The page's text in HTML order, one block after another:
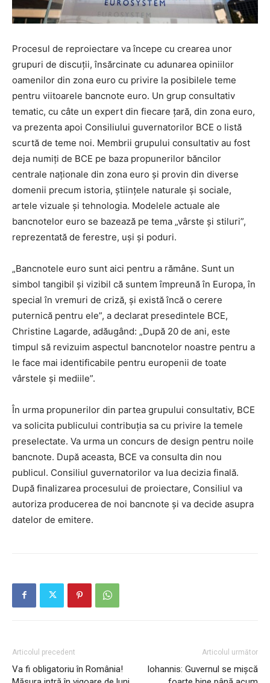
Procesul de reproiectare va începe cu crearea unor
grupuri de discuții, însărcinate cu adunarea opiniilor
oamenilor din zona euro cu privire la posibilele teme
pentru viitoarele bancnote euro. Un grup consultativ
tematic, cu câte un expert din fiecare țară, din zona euro,
va prezenta apoi Consiliului guvernatorilor BCE o listă
scurtă de teme noi. Membrii grupului consultativ au fost
deja numiți de BCE pe baza propunerilor băncilor
centrale naționale din zona euro și provin din diverse
domenii precum istoria, științele naturale și sociale,
artele vizuale și tehnologia. Modelele actuale ale
bancnotelor euro se bazează pe tema „vârste și stiluri”,
reprezentată de ferestre, uși și poduri.
„Bancnotele euro sunt aici pentru a rămâne. Sunt un
simbol tangibil și vizibil că suntem împreună în Europa, în
special în vremuri de criză, și există încă o cerere
puternică pentru ele”, a declarat presedintele BCE,
Christine Lagarde, adăugând: „După 20 de ani, este
timpul să revizuim aspectul bancnotelor noastre pentru a
le face mai identificabile pentru europenii de toate
vârstele și mediile”.
În urma propunerilor din partea grupului consultativ, BCE
va solicita publicului contribuția sa cu privire la temele
preselectate. Va urma un concurs de design pentru noile
bancnote. După aceasta, BCE va consulta din nou
publicul. Consiliul guvernatorilor va lua decizia finală.
După finalizarea procesului de proiectare, Consiliul va
autoriza producerea de noi bancnote și va decide asupra
datelor de emitere.
Articolul precedent
Va fi obligatoriu în România!
Articolul următor
Iohannis: Guvernul se mișcă